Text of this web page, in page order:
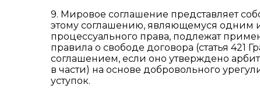
9. Мировое соглашение представляет
этому соглашению, являющемуся одним
процессуального права, подлежат
правила о свободе договора (статья
соглашением, если оно утверждено
в части) на основе добровольного
уступок.